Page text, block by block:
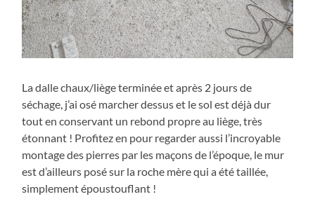
La dalle chaux/liège terminée et après 2 jours de
séchage, j’ai osé marcher dessus et le sol est déjà dur
tout en conservant un rebond propre au liège, très
étonnant ! Profitez en pour regarder aussi l’incroyable
montage des pierres par les maçons de l’époque, le mur
est d’ailleurs posé sur la roche mère qui a été taillée,
simplement époustouflant !